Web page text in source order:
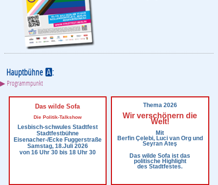
HauptbühneA:
▶ Programmpunkt
Das wilde Sofa
Die Politik-Talkshow
Lesbisch-schwules Stadtfest
Stadtfestbühne
Eisenacher-/Ecke Fuggerstraße
Samstag, 18.Juli 2026
von 16 Uhr 30 bis 18 Uhr 30
Thema 2026
Wir verschönern die
Welt!
Mit
Berfin Çelebi, Luci van Org und
Seyran Ateş
Das wilde Sofa ist das
politische Highlight
des Stadtfestes.